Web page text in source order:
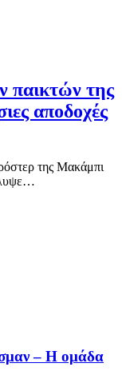
παικτών της
αποδοχές
της Μακάμπι
– Η ομάδα